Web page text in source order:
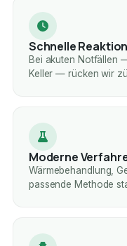
Schnelle Reaktion
Bei akuten Notfällen
Keller — rücken wir
Moderne
Wärmebehandlung,
passende Methode